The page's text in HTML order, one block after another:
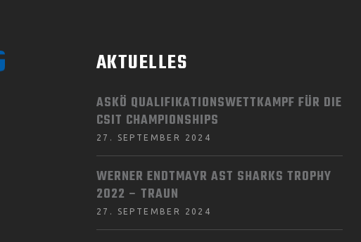
AKTUELLES
ASKÖ QUALIFIKATIONSWETTKAMPF FÜR DIE
CSIT CHAMPIONSHIPS
27. SEPTEMBER 2024
WERNER ENDTMAYR AST SHARKS TROPHY
2022 – TRAUN
27. SEPTEMBER 2024